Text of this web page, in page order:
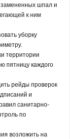
замененных шпал и
к ним
уборку
территории
пятницу каждого
рейды проверок
и
санитарно-
по
возложить на